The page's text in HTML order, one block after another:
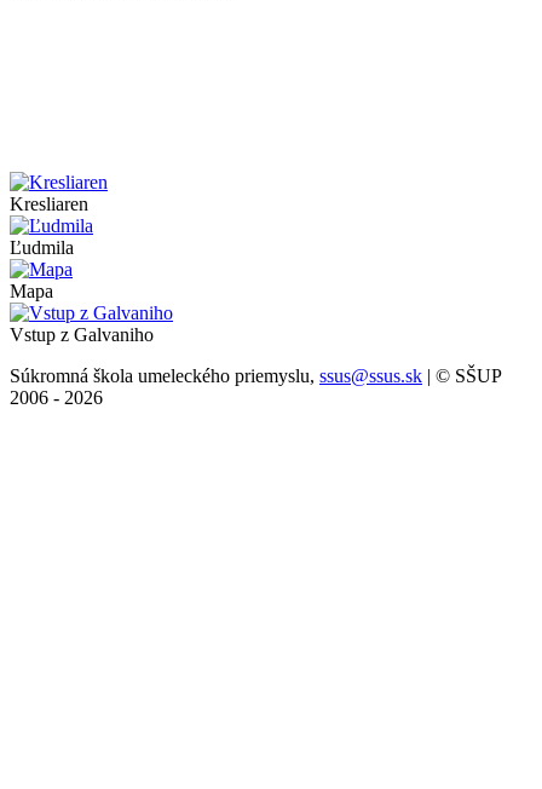
Kresliaren
Ľudmila
Mapa
Vstup z Galvaniho
Súkromná škola umeleckého priemyslu, ssus@ssus.sk | © SŠUP
2006 - 2026